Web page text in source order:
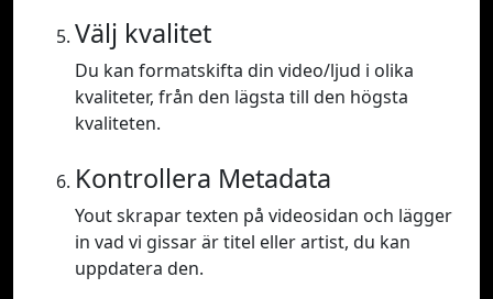
Välj kvalitet
Du kan formatskifta din video/ljud i olika
kvaliteter, från den lägsta till den högsta
kvaliteten.
Kontrollera Metadata
Yout skrapar texten på videosidan och lägger
in vad vi gissar är titel eller artist, du kan
uppdatera den.